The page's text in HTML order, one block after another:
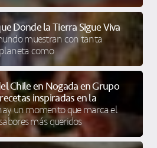
Donde la Tierra Sigue Viva
muestran con tanta
como
Chile en Nogada en Grupo
inspiradas en la
un momento que marca el
más queridos